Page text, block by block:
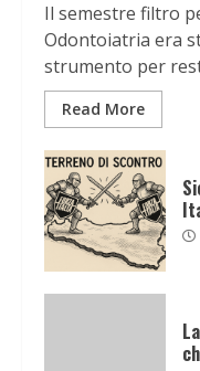
Il semestre filtro
Odontoiatria era
strumento per
Read More